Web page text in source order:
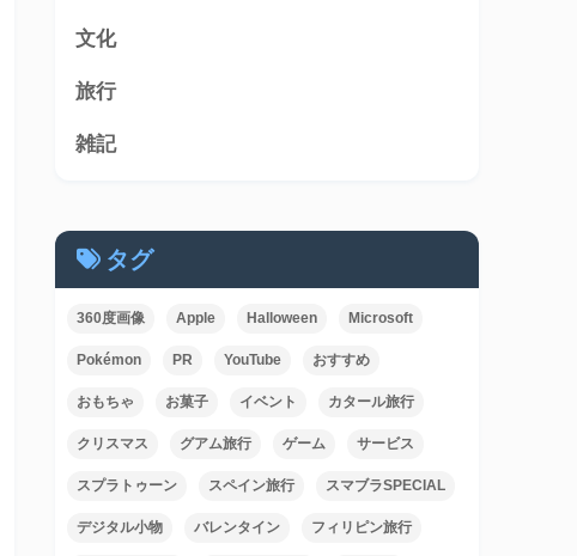
文化
旅行
雑記
タグ
360度画像 Apple Halloween Microsoft
Pokémon PR YouTube おすすめ
おもちゃ お菓子 イベント カタール旅行
クリスマス グアム旅行 ゲーム サービス
スプラトゥーン スペイン旅行 スマブラSPECIAL
デジタル小物 バレンタイン フィリピン旅行